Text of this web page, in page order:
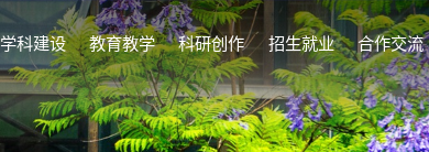
学科建设 教育教学 科研创作 招生就业 合作交流